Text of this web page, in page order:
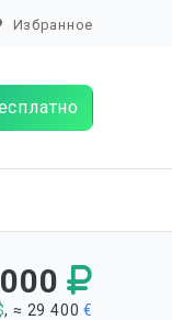
Избранное
, ≈ 29 400€